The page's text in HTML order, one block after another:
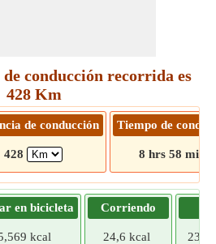
conducción recorrida es
428 Km
de conducción
428
Tiempo de
8 hrs 58 mins
en bicicleta
kcal
Corriendo
24,6 kcal